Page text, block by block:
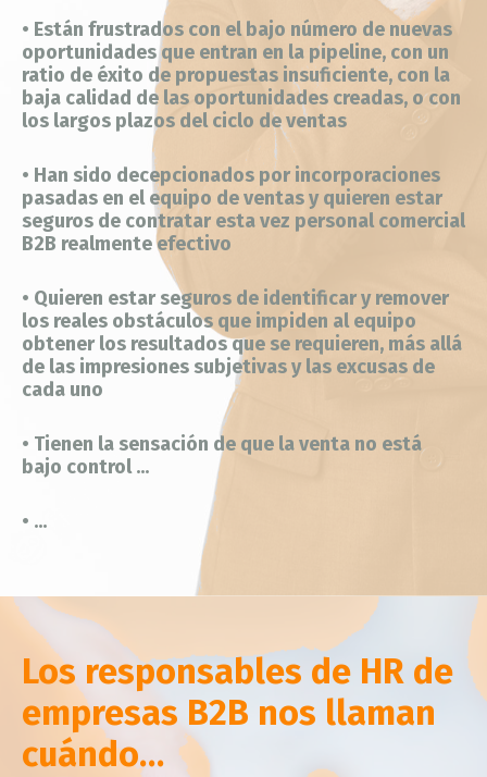
• Están frustrados con el bajo número de nuevas
oportunidades que entran en la pipeline, con un
ratio de éxito de propuestas insuficiente, con la
baja calidad de las oportunidades creadas, o con
los largos plazos del ciclo de ventas
• Han sido decepcionados por incorporaciones
pasadas en el equipo de ventas y quieren estar
seguros de contratar esta vez personal comercial
B2B realmente efectivo
• Quieren estar seguros de identificar y remover
los reales obstáculos que impiden al equipo
obtener los resultados que se requieren, más allá
de las impresiones subjetivas y las excusas de
cada uno
• Tienen la sensación de que la venta no está
bajo control ...
• ...
Los responsables de HR de
empresas B2B nos llaman
cuándo…